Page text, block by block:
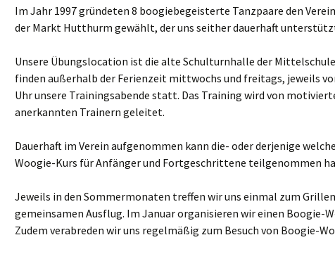
Im Jahr 1997 gründeten 8 boogiebegeisterte Tanzpaare den
der Markt Hutthurm gewählt, der uns seither dauerhaft
Unsere Übungslocation ist die alte Schulturnhalle der
finden außerhalb der Ferienzeit mittwochs und freitags, jeweils
Uhr unsere Trainingsabende statt. Das Training wird von
anerkannten Trainern geleitet.
Dauerhaft im Verein aufgenommen kann die- oder derjenige
Woogie-Kurs für Anfänger und Fortgeschrittene teilgenommen
Jeweils in den Sommermonaten treffen wir uns einmal zum
gemeinsamen Ausflug. Im Januar organisieren wir einen Boogie-
Zudem verabreden wir uns regelmäßig zum Besuch von Boogie-